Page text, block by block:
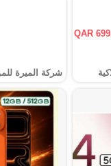
QAR
شركة الميرة